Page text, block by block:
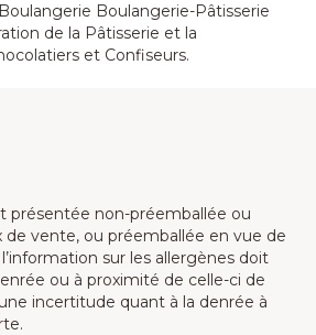
Boulangerie-Pâtisserie
de la Pâtisserie et la
et Confiseurs.
présentée non-préemballée ou
de vente, ou préemballée en vue de
sur les allergènes doit
ou à proximité de celle-ci de
incertitude quant à la denrée à